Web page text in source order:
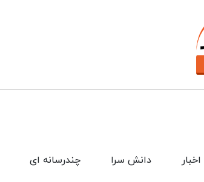
چندرسانه ای دانش سرا اخبار